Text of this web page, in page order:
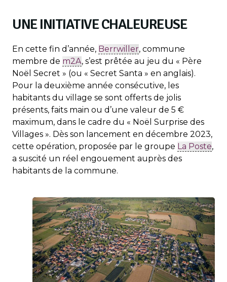
UNE INITIATIVE CHALEUREUSE
En cette fin d’année, Berrwiller, commune
membre de m2A, s’est prêtée au jeu du « Père
Noël Secret » (ou « Secret Santa » en anglais).
Pour la deuxième année consécutive, les
habitants du village se sont offerts de jolis
présents, faits main ou d’une valeur de 5 €
maximum, dans le cadre du « Noël Surprise des
Villages ». Dès son lancement en décembre 2023,
cette opération, proposée par le groupe La Poste,
a suscité un réel engouement auprès des
habitants de la commune.